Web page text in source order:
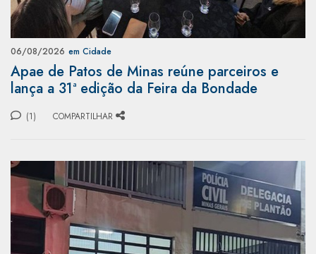
06/08/2026 em Cidade
Apae de Patos de Minas reúne parceiros e
lança a 31ª edição da Feira da Bondade
(1) COMPARTILHAR